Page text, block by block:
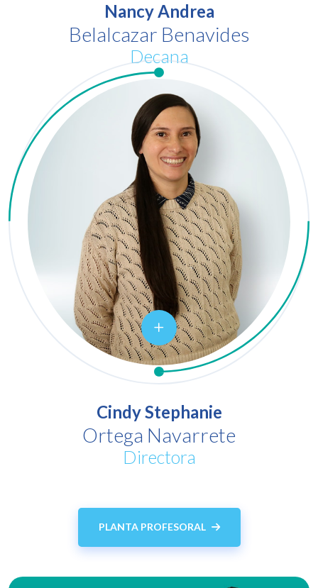
Nancy Andrea
Belalcazar Benavides
Decana
Cindy Stephanie
Ortega Navarrete
Directora
PLANTA PROFESORAL